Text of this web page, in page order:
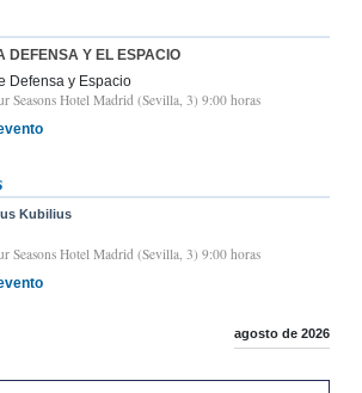
DEFENSA Y EL ESPACIO
Defensa y Espacio
Seasons Hotel Madrid (Sevilla, 3) 9:00 horas
Kubilius
Seasons Hotel Madrid (Sevilla, 3) 9:00 horas
agosto de 2026